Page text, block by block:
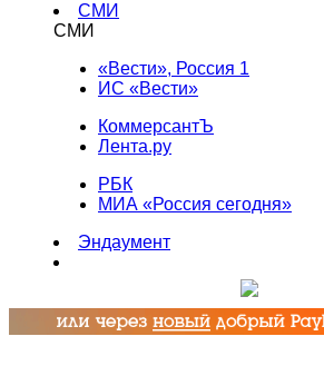
СМИ
СМИ
«Вести», Россия 1
ИС «Вести»
КоммерсантЪ
Лента.ру
РБК
МИА «Россия сегодня»
Эндаумент